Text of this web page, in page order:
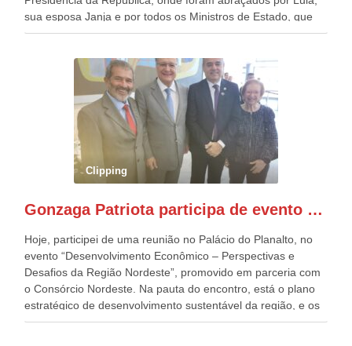
sua esposa Janja e por todos os Ministros de Estado, que
estavam presentes, nos Desfiles da Independência da
outros desfiles, na Esplanada dos Ministérios, disse ter sido
o deste ano, o maior e o mais organizado de todos. “Há
quatro décadas, como Patriota até no nome, participo
anualmente dos desfiles de Sete de Setembro, na
Esplanada dos Ministérios, em Brasília. Este ano, o governo
preparou espaços com cadeiras e coberturas, para 30.000
pessoas, só que o número de Patriotas Brasileiros
Independentes, dobrou na Esplanada. Eu, Lula e os
Patriota.
Clipping
Gonzaga Patriota participa de evento em prol do desenvolvimento do Nordeste
Hoje, participei de uma reunião no Palácio do Planalto, no
evento “Desenvolvimento Econômico – Perspectivas e
Desafios da Região Nordeste”, promovido em parceria com
o Consórcio Nordeste. Na pauta do encontro, está o plano
estratégico de desenvolvimento sustentável da região, e os
desafios para a elaboração de políticas públicas, que